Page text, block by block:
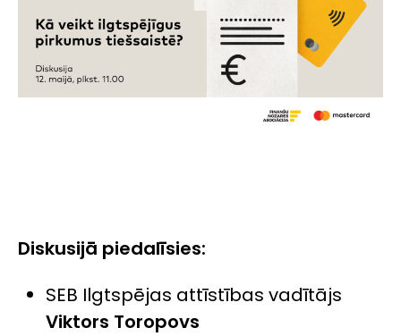
Diskusijā piedalīsies:
SEB Ilgtspējas attīstības vadītājs
Viktors Toropovs